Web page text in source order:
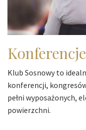
Klub Sosnowy to
konferencji,
pełni wyposażonych,
powierzchni.